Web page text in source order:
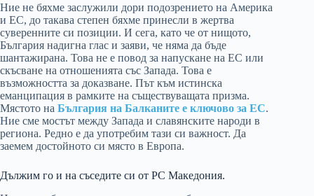
Ние не бяхме заслужили дори подозрението на Америка
и ЕС, до такава степен бяхме принесли в жертва
суверенните си позиции. И сега, като че от нищото,
България надигна глас и заяви, че няма да бъде
шантажирана. Това не е повод за напускане на ЕС или
скъсване на отношенията със Запада. Това е
възможността за доказване. Път към истинска
еманципация в рамките на съществуващата призма.
Мястото на България на Балканите е ключово за ЕС.
Ние сме мостът между Запада и славянските народи в
региона. Редно е да употребим тази си важност. Да
заемем достойното си място в Европа.
Дължим го и на съседите си от РС Македония.